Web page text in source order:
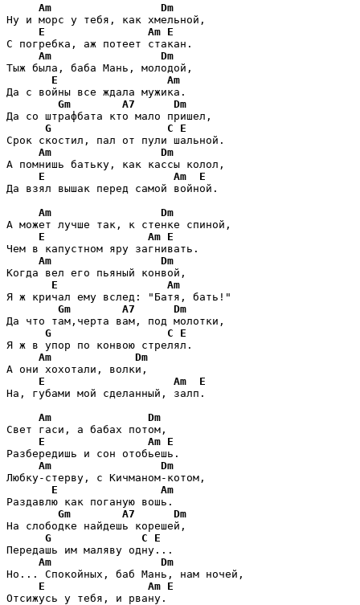
Am
Dm
Ну и морс у тебя, как хмельной,
E
Am E
С погребка, аж потеет стакан.
Am
Dm
Тыж была, баба Мань, молодой,
E
Am
Да с войны все ждала мужика.
Gm
A7
Dm
Да со штрафбата кто мало пришел,
G
C
E
Срок скостил, пал от пули шальной.
Am
Dm
А помнишь батьку, как кассы колол,
E
Am
E
Да взял вышак перед самой войной.
Am
Dm
А может лучше так, к стенке спиной,
E
Am E
Чем в капустном яру загнивать.
Am
Dm
Когда вел его пьяный конвой,
E
Am
Я ж кричал ему вслед: "Батя, бать!"
Gm
A7
Dm
Да что там,черта вам, под молотки,
G
C
E
Я ж в упор по конвою стрелял.
Am
Dm
А они хохотали, волки,
E
Am
E
На, губами мой сделанный, залп.
Am
Dm
Свет гаси, а бабах потом,
E
Am E
Разбередишь и сон отобьешь.
Am
Dm
Любку-стерву, с Кичманом-котом,
E
Am
Раздавлю как поганую вошь.
Gm
A7
Dm
На слободке найдешь корешей,
G
C
E
Передашь им маляву одну...
Am
Dm
Но... Спокойных, баб Мань, нам ночей,
E
Am E
Отсижусь у тебя, и рвану.